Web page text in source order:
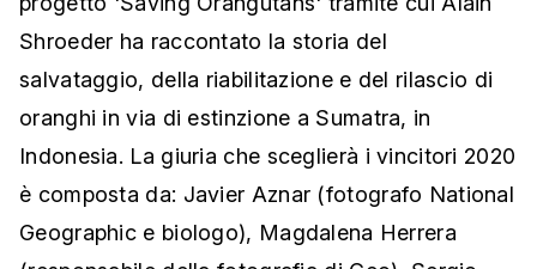
Shroeder ha raccontato la storia del
salvataggio, della riabilitazione e del rilascio di
oranghi in via di estinzione a Sumatra, in
Indonesia. La giuria che sceglierà i vincitori 2020
è composta da: Javier Aznar (fotografo National
Geographic e biologo), Magdalena Herrera